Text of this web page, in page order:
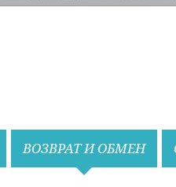
ВОЗВРАТ И ОБМЕН